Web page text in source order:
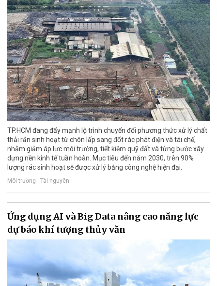
TP.HCM đang đẩy mạnh lộ trình chuyển đổi phương thức xử lý chất
thải rắn sinh hoạt từ chôn lấp sang đốt rác phát điện và tái chế,
nhằm giảm áp lực môi trường, tiết kiệm quỹ đất và từng bước xây
dựng nền kinh tế tuần hoàn. Mục tiêu đến năm 2030, trên 90%
lượng rác sinh hoạt sẽ được xử lý bằng công nghệ hiện đại.
Môi trường - Tài nguyên
Ứng dụng AI và Big Data nâng cao năng lực
dự báo khí tượng thủy văn